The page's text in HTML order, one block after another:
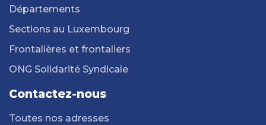
Départements
Sections au Luxembourg
Frontalières et frontaliers
ONG Solidarité Syndicale
Contactez-nous
Toutes nos adresses